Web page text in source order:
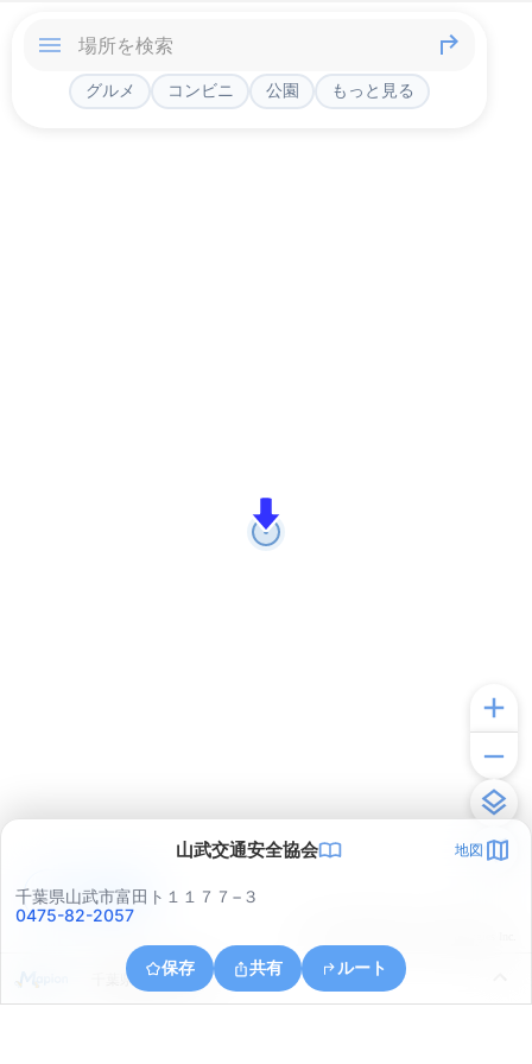
グルメ コンビニ 公園 もっと見る
山武交通安全協会 地図
千葉県山武市富田ト１１７７−３
0475-82-2057
保存 共有 ルート
千葉県山武市津辺
アプリで見る